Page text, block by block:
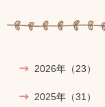
2026年 （23）
2025年 （31）